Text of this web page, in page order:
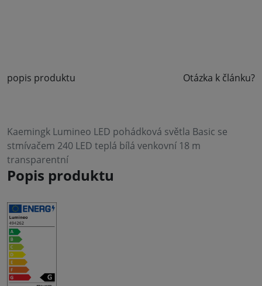
popis produktu Otázka k článku?
Kaemingk Lumineo LED pohádková světla Basic se
stmívačem 240 LED teplá bílá venkovní 18 m
transparentní
Popis produktu